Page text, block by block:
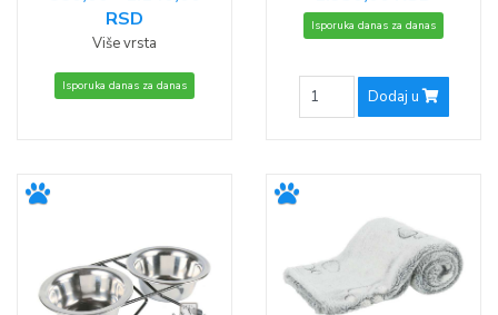
RSD
Više vrsta
Isporuka danas za danas
Isporuka danas za danas
Dodaj u